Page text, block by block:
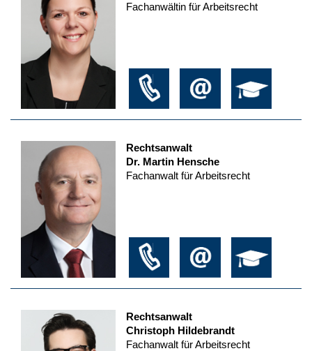
Fachanwältin für Arbeitsrecht
Rechtsanwalt
Dr. Martin Hensche
Fachanwalt für Arbeitsrecht
Rechtsanwalt
Christoph Hildebrandt
Fachanwalt für Arbeitsrecht